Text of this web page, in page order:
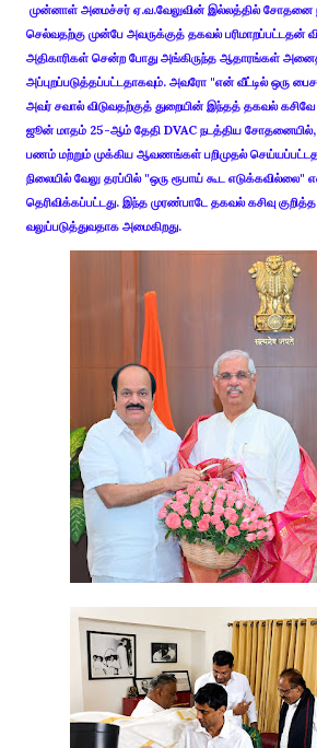
முன்னாள் அமைச்சர் ஏ.வ.வேலுவின் இல்லத்தில் சோதனை
செல்வதற்கு முன்பே அவருக்குத் தகவல்
அதிகாரிகள் சென்ற போது அங்கிருந்த ஆதாரங்கள்
அப்புறப்படுத்தப்பட்டதாகவும். அவரோ "என் வீட்டில் ஒரு
அவர் சவால் விடுவதற்குத் துறையின் இந்தத் தகவல்
ஜூன் மாதம் 25-ஆம் தேதி DVAC நடத்திய
பணம் மற்றும் முக்கிய ஆவணங்கள் பறிமுதல்
நிலையில் வேலு தரப்பில் "ஒரு ரூபாய் கூட எடுக்கவில்லை"
தெரிவிக்கப்பட்டது. இந்த முரண்பாடே தகவல் கசிவு
வலுப்படுத்துவதாக அமைகிறது.